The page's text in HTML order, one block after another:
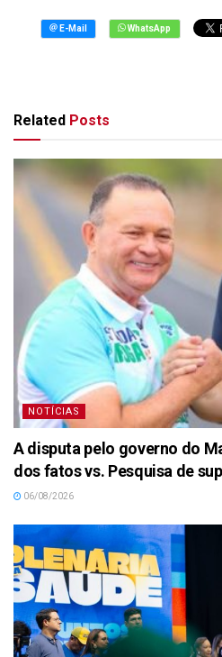
Related Posts
NOTÍCIAS
A disputa pelo governo do
dos fatos vs. Pesquisa de
06/08/2026